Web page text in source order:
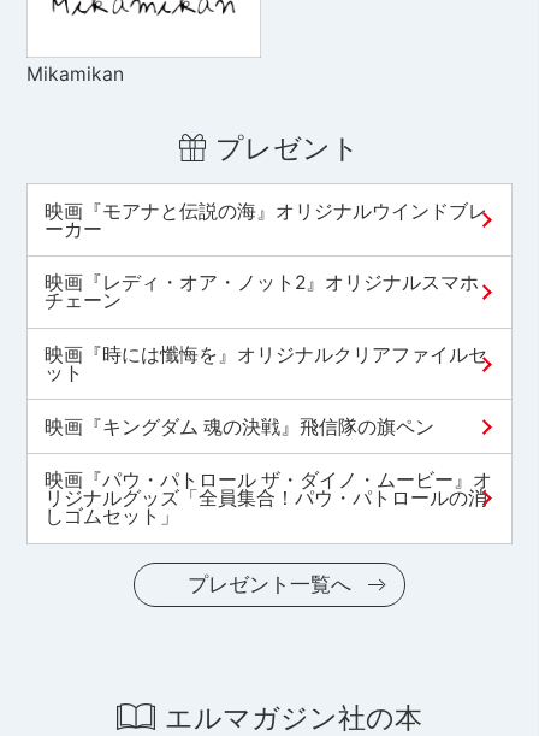
Mikamikan
プレゼント
映画『モアナと伝説の海』オリジナルウインドブレ
ーカー
映画『レディ・オア・ノット2』オリジナルスマホ
チェーン
映画『時には懺悔を』オリジナルクリアファイルセ
ット
映画『キングダム 魂の決戦』飛信隊の旗ペン
映画『パウ・パトロール ザ・ダイノ・ムービー』オ
リジナルグッズ「全員集合！パウ・パトロールの消
しゴムセット」
プレゼント一覧へ
エルマガジン社の本